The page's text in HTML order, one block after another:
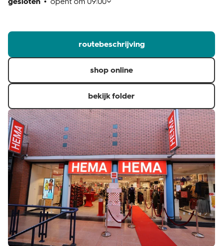
routebeschrijving
shop online
bekijk folder